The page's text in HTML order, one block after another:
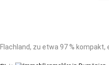
zu etwa 97 % kompakt,